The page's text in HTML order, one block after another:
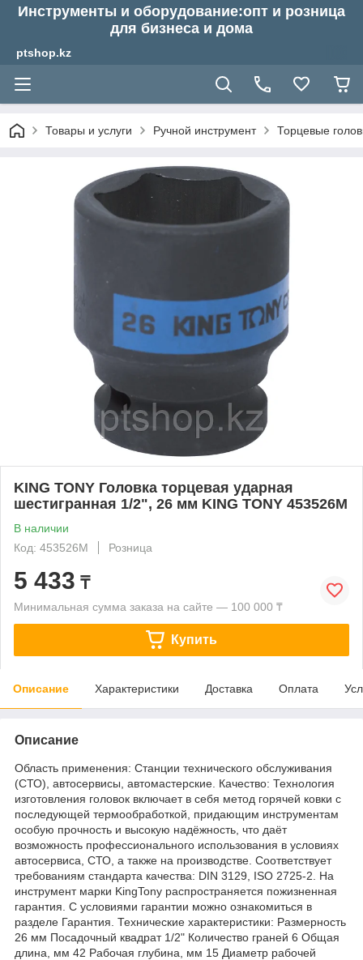
Инструменты и оборудование:опт и розница
для бизнеса и дома
ptshop.kz
Товары и услуги Ручной инструмент Торцевые
KING TONY Головка торцевая ударная
шестигранная 1/2", 26 мм KING TONY 453526M
В наличии
Код: 453526M
Розница
5 433 ₸
Минимальная сумма заказа на сайте — 100 000 ₸
Купить
Описание Характеристики Доставка Оплата
Описание
Область применения: Станции технического обслуживания
(СТО), автосервисы, автомастерские. Качество: Технология
изготовления головок включает в себя метод горячей ковки с
последующей термообработкой, придающим инструментам
особую прочность и высокую надёжность, что даёт
возможность профессионального использования в условиях
автосервиса, СТО, а также на производстве. Соответствует
требованиям стандарта качества: DIN 3129, ISO 2725-2. На
инструмент марки KingTony распространяется пожизненная
гарантия. С условиями гарантии можно ознакомиться в
разделе Гарантия. Технические характеристики: Размерность
26 мм Посадочный квадрат 1/2" Количество граней 6 Общая
длина, мм 42 Рабочая глубина, мм 15 Диаметр рабочей